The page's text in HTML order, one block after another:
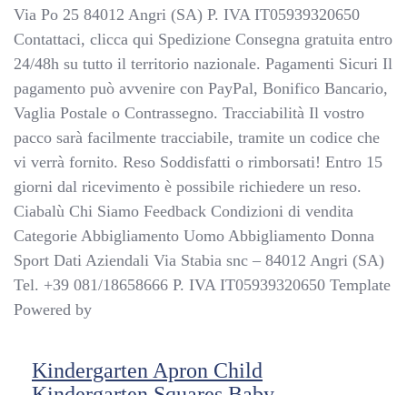
Via Po 25 84012 Angri (SA) P. IVA IT05939320650
Contattaci, clicca qui Spedizione Consegna gratuita entro
24/48h su tutto il territorio nazionale. Pagamenti Sicuri Il
pagamento può avvenire con PayPal, Bonifico Bancario,
Vaglia Postale o Contrassegno. Tracciabilità Il vostro
pacco sarà facilmente tracciabile, tramite un codice che
vi verrà fornito. Reso Soddisfatti o rimborsati! Entro 15
giorni dal ricevimento è possibile richiedere un reso.
Ciabalù Chi Siamo Feedback Condizioni di vendita
Categorie Abbigliamento Uomo Abbigliamento Donna
Sport Dati Aziendali Via Stabia snc – 84012 Angri (SA)
Tel. +39 081/18658666 P. IVA IT05939320650 Template
Powered by
Kindergarten Apron Child